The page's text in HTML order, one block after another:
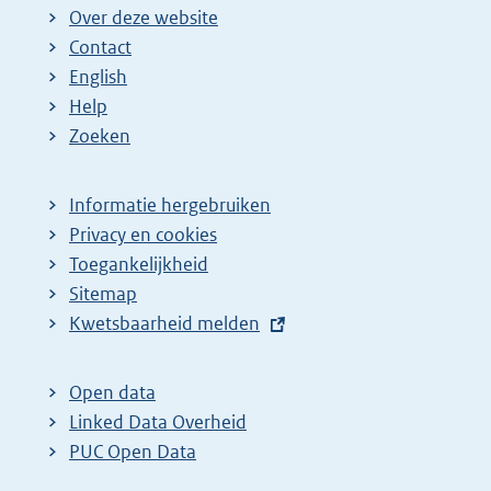
Over deze website
Contact
English
Help
Zoeken
Informatie hergebruiken
Privacy en cookies
Toegankelijkheid
Sitemap
E
t
e
r
Kwetsbaarheid melden
Open data
Linked Data Overheid
PUC Open Data